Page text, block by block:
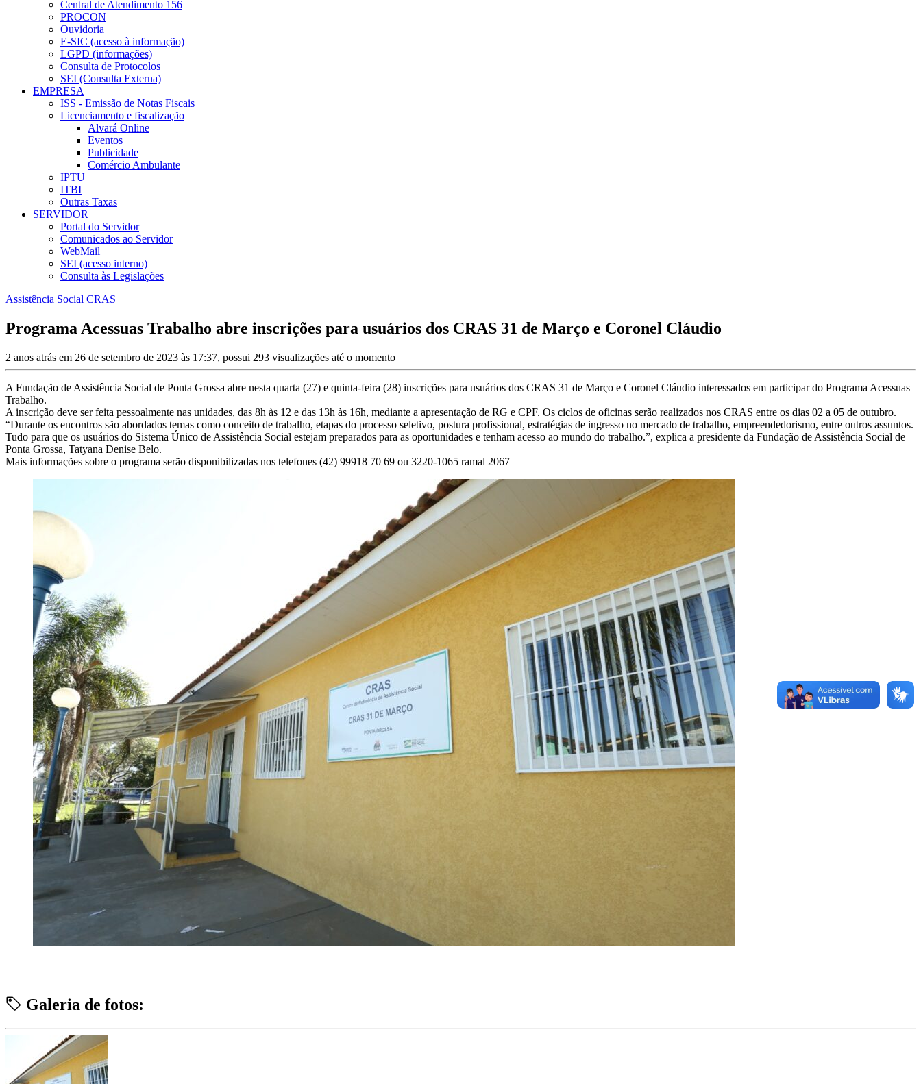
Central de Atendimento 156
PROCON
Ouvidoria
E-SIC (acesso à informação)
LGPD (informações)
Consulta de Protocolos
SEI (Consulta Externa)
EMPRESA
ISS - Emissão de Notas Fiscais
Licenciamento e fiscalização
Alvará Online
Eventos
Publicidade
Comércio Ambulante
IPTU
ITBI
Outras Taxas
SERVIDOR
Portal do Servidor
Comunicados ao Servidor
WebMail
SEI (acesso interno)
Consulta às Legislações
Assistência Social CRAS
Programa Acessuas Trabalho abre inscrições para usuários dos CRAS 31 de Março e Coronel Cláudio
2 anos atrás em 26 de setembro de 2023 às 17:37, possui 293 visualizações até o momento
A Fundação de Assistência Social de Ponta Grossa abre nesta quarta (27) e quinta-feira (28) inscrições para usuários dos CRAS 31 de Março e Coronel Cláudio interessados em participar do Programa Acessuas
Trabalho.
A inscrição deve ser feita pessoalmente nas unidades, das 8h às 12 e das 13h às 16h, mediante a apresentação de RG e CPF. Os ciclos de oficinas serão realizados nos CRAS entre os dias 02 a 05 de outubro.
“Durante os encontros são abordados temas como conceito de trabalho, etapas do processo seletivo, postura profissional, estratégias de ingresso no mercado de trabalho, empreendedorismo, entre outros assuntos.
Tudo para que os usuários do Sistema Único de Assistência Social estejam preparados para as oportunidades e tenham acesso ao mundo do trabalho.”, explica a presidente da Fundação de Assistência Social de
Ponta Grossa, Tatyana Denise Belo.
Mais informações sobre o programa serão disponibilizadas nos telefones (42) 99918 70 69 ou 3220-1065 ramal 2067
Galeria de fotos: